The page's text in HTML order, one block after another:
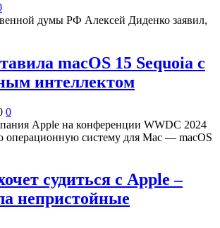
думы РФ Алексей Диденко заявил,
macOS 15 Sequoia с
интеллектом
0
Apple на конференции WWDC 2024
операционную систему для Mac — macOS
судиться с Apple –
непристойные